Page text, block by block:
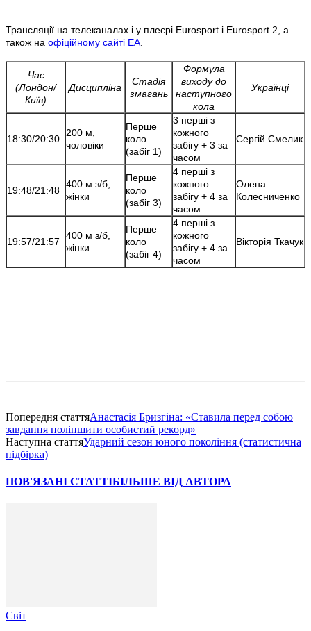
Трансляції на телеканалах і у плеєрі Eurosport і Eurosport 2, а
також на офіційному сайті ЕА
Час
(Лондон/
Київ)
Дисципліна
Стадія
змагань
Формула
виходу до
наступного
кола
Українці
18:30/20:30
200 м,
чоловіки
Перше
коло
(забіг 1)
3 перші з
кожного
забігу + 3 за
часом
Сергій Смелик
19:48/21:48
400 м з/б,
жінки
Перше
коло
(забіг 3)
4 перші з
кожного
забігу + 4 за
часом
Олена
Колесниченко
19:57/21:57
400 м з/б,
жінки
Перше
коло
(забіг 4)
4 перші з
кожного
забігу + 4 за
часом
Вікторія Ткачук
Попередня статтяАнастасія Бризгіна: «Ставила перед собою
завдання поліпшити особистий рекорд»
Наступна статтяУдарний сезон юного покоління (статистична
підбірка)
ПОВ'ЯЗАНІ СТАТТІБІЛЬШЕ ВІД АВТОРА
Світ